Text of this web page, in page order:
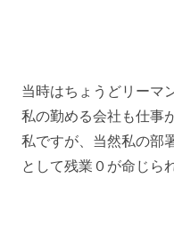
当時はちょうどリーマ
私の勤める会社も仕事
私ですが、当然私の部
として残業０が命じら